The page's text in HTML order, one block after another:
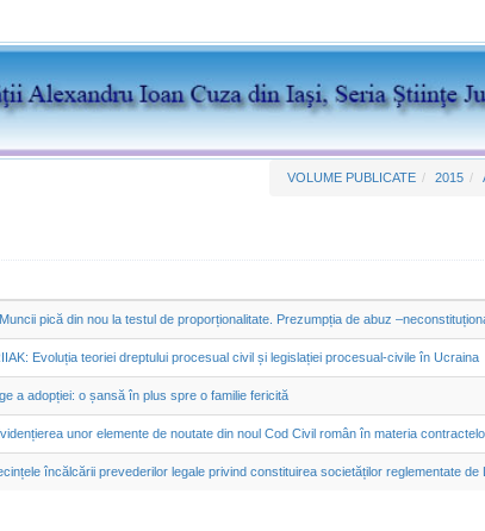
VOLUME PUBLICATE 2015
pică din nou la testul de proporționalitate. Prezumpția de abuz
Evoluția teoriei dreptului procesual civil și legislației procesual-civile în Uсraina
a adopției: o șansă în plus spre o familie fericită
unor elemente de noutate din noul Cod Civil român în materia
încălcării prevederilor legale privind constituirea societăților reglementate de